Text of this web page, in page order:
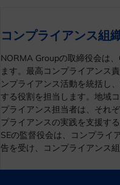
コンプライアンス組
NORMA Groupの取締役会は
ます。最高コンプライアンス
ンプライアンス活動を統括し
する役割を担当します。地域
プライアンス担当者は、それ
プライアンスの実践を支援す
SEの監督役会は、コンプライ
告を受け、コンプライアンス